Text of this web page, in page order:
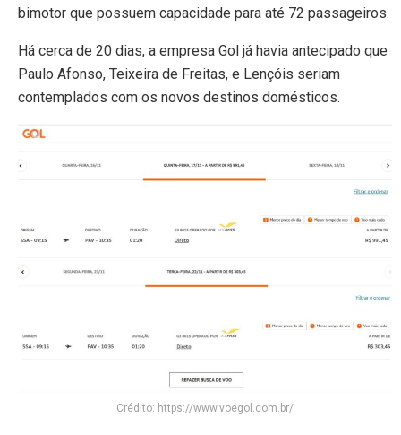
bimotor que possuem capacidade para até 72 passageiros.
Há cerca de 20 dias, a empresa Gol já havia antecipado que
Paulo Afonso, Teixeira de Freitas, e Lençóis seriam
contemplados com os novos destinos domésticos.
Crédito: https://www.voegol.com.br/